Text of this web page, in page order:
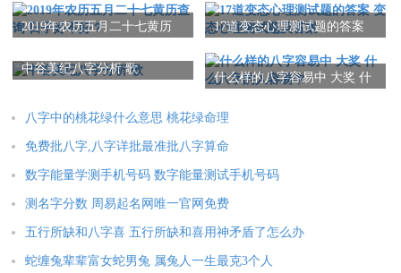
2019年农历五月二十七黄历
17道变态心理测试题的答案
中谷美纪八字分析 歌
什么样的八字容易中 大奖 什
八字中的桃花绿什么意思 桃花绿命理
免费批八字,八字详批最准批八字算命
数字能量学测手机号码 数字能量测试手机号码
测名字分数 周易起名网唯一官网免费
五行所缺和八字喜 五行所缺和喜用神矛盾了怎么办
蛇缠兔辈辈富女蛇男兔 属兔人一生最克3个人